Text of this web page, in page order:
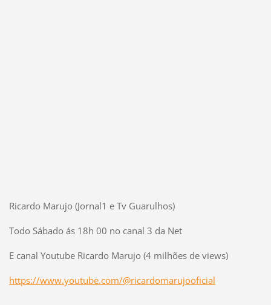
Ricardo Marujo (Jornal1 e Tv Guarulhos)
Todo Sábado ás 18h 00 no canal 3 da Net
E canal Youtube Ricardo Marujo (4 milhões de views)
https://www.youtube.com/@ricardomarujooficial